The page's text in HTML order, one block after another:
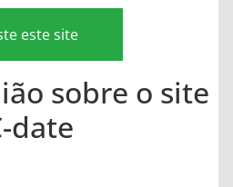
este site
sobre o site
date